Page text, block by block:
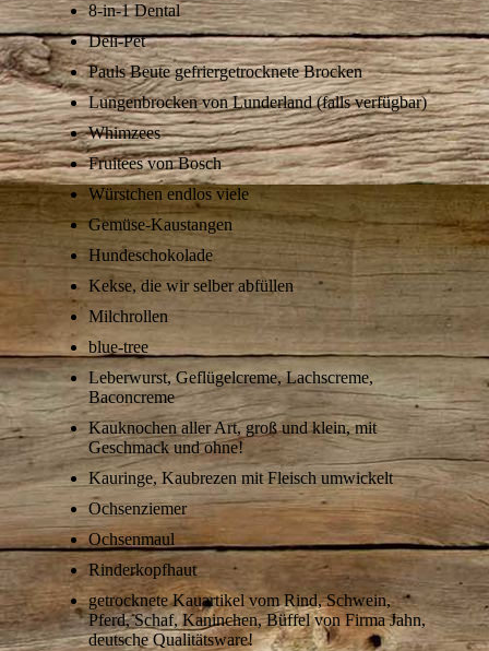
8-in-1 Dental
Deli-Pet
Pauls Beute gefriergetrocknete Brocken
Lungenbrocken von Lunderland (falls verfügbar)
Whimzees
Fruitees von Bosch
Würstchen endlos viele
Gemüse-Kaustangen
Hundeschokolade
Kekse, die wir selber abfüllen
Milchrollen
blue-tree
Leberwurst, Geflügelcreme, Lachscreme,
Baconcreme
Kauknochen aller Art, groß und klein, mit
Geschmack und ohne!
Kauringe, Kaubrezen mit Fleisch umwickelt
Ochsenziemer
Ochsenmaul
Rinderkopfhaut
getrocknete Kauartikel vom Rind, Schwein,
Pferd, Schaf, Kaninchen, Büffel von Firma Jahn,
deutsche Qualitätsware!